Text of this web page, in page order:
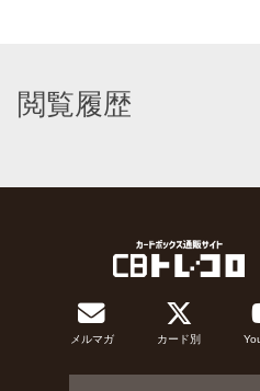
閲覧履歴
メルマガ カード別